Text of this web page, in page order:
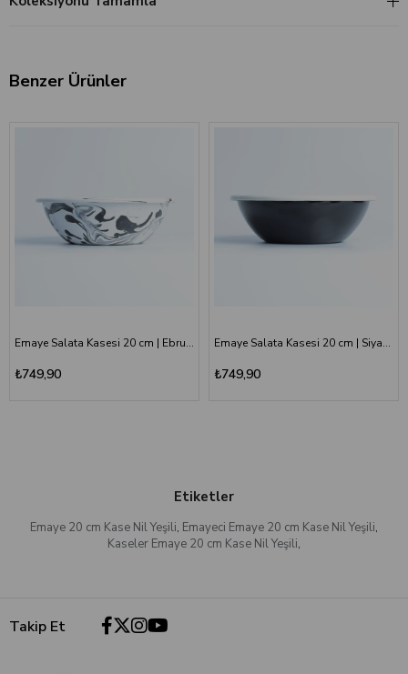
Benzer Ürünler
Emaye Salata Kasesi 20 cm | Ebruli Desen Siyah Beyaz
₺749,90
Emaye Salata Kasesi 20 cm | Siyah Kordon Beyaz
₺749,90
Etiketler
Emaye 20 cm Kase Nil Yeşili, Emayeci Emaye 20 cm Kase Nil Yeşili,
Kaseler Emaye 20 cm Kase Nil Yeşili,
Takip Et